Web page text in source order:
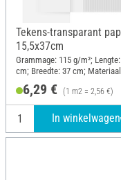
Tekens-transparant
15,5x37cm
Grammage: 115 g/m²;
cm; Breedte: 37 cm;
6,29 € (1 m2 = 2,56 €)
In winkelwagen